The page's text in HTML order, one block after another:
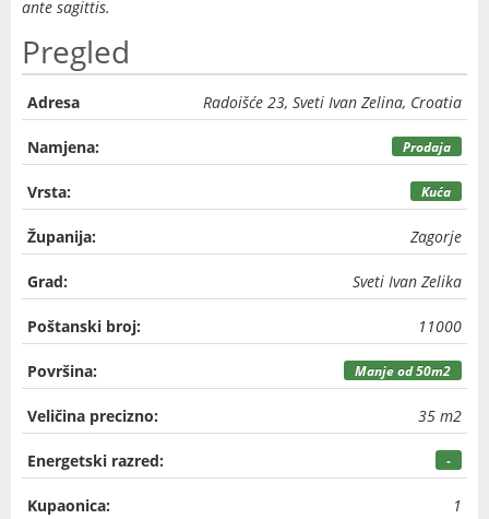
ante sagittis.
Pregled
Adresa Radoišće 23, Sveti Ivan Zelina, Croatia
Namjena: Prodaja
Vrsta: Kuća
Županija: Zagorje
Grad: Sveti Ivan Zelika
Poštanski broj: 11000
Površina: Manje od 50m2
Veličina precizno: 35 m2
Energetski razred: -
Kupaonica: 1